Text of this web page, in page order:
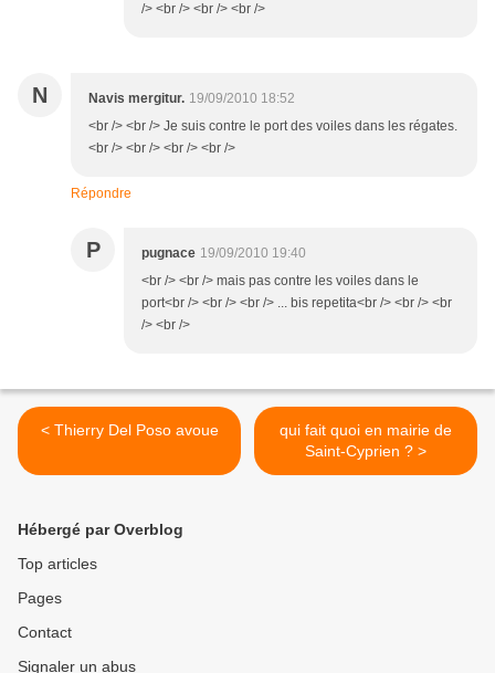
/> <br /> <br /> <br />
N Navis mergitur. 19/09/2010 18:52
<br /> <br /> Je suis contre le port des voiles dans les régates.
<br /> <br /> <br /> <br />
Répondre
P pugnace 19/09/2010 19:40
<br /> <br /> mais pas contre les voiles dans le
port<br /> <br /> <br /> ... bis repetita<br /> <br /> <br
/> <br />
< Thierry Del Poso avoue
qui fait quoi en mairie de
Saint-Cyprien ? >
Hébergé par Overblog
Top articles
Pages
Contact
Signaler un abus